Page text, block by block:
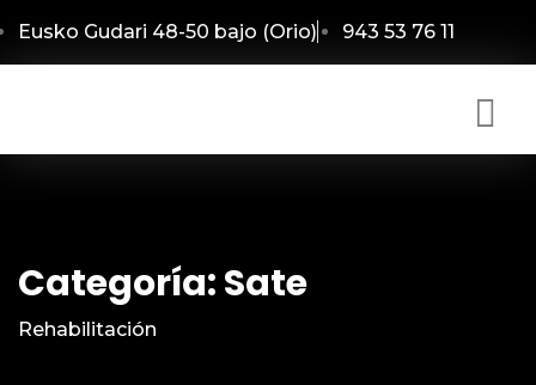
Eusko Gudari 48-50 bajo (Orio) 943 53 76 11
Categoría:Sate
Rehabilitación